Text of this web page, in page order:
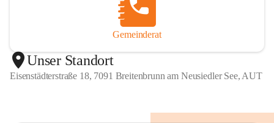
Gemeinderat
Unser Standort
Eisenstädterstraße 18, 7091 Breitenbrunn am Neusiedler See, AUT